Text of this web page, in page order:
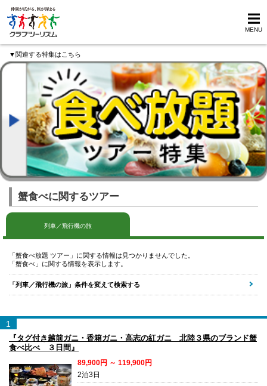
MENU
▼関連する特集はこちら
蟹食べに関するツアー
列車／飛行機の旅
「蟹食べ放題 ツアー」に関する情報は見つかりませんでした。
「蟹食べ」に関する情報を表示します。
「列車／飛行機の旅」条件を変えて検索する
1
『タグ付き越前ガニ・香箱ガニ・高志の紅ガニ 北陸３県のブランド蟹
食べ比べ ３日間』
89,900円 ～ 119,900円
2泊3日